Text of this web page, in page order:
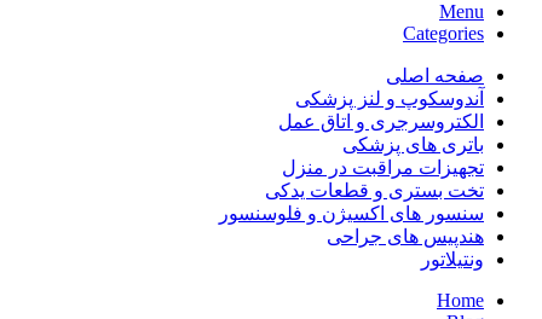
Menu
Categories
صفحه اصلی
آندوسکوپ و لنز پزشکی
الکتروسرجری و اتاق عمل
باتری های پزشکی
تجهیزات مراقبت در منزل
تخت بستری و قطعات یدکی
سنسور های اکسیژن و فلوسنسور
هندپیس های جراحی
ونتیلاتور
Home